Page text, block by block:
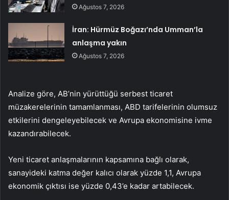
Ağustos 7, 2026
İran: Hürmüz Boğazı’nda Umman’la
anlaşma yakın
Ağustos 7, 2026
Analize göre, AB’nin yürüttüğü serbest ticaret
müzakerelerinin tamamlanması, ABD tarifelerinin olumsuz
etkilerini dengeleyebilecek ve Avrupa ekonomisine ivme
kazandırabilecek.
Yeni ticaret anlaşmalarının kapsamına bağlı olarak,
sanayideki katma değer kalıcı olarak yüzde 1,1, Avrupa
ekonomik çıktısı ise yüzde 0,43’e kadar artabilecek.